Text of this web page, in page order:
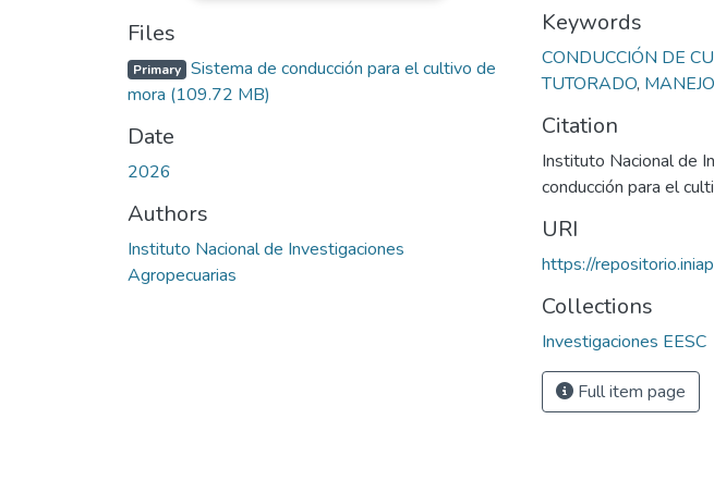
Files
Primary Sistema de conducción para el cultivo de
mora (109.72 MB)
Date
2026
Authors
Instituto Nacional de Investigaciones
Agropecuarias
Keywords
CONDUCCIÓN DE
TUTORADO,
Citation
Instituto Nacional de
conducción para el
URI
https://
Collections
Investigaciones EESC
Full item page